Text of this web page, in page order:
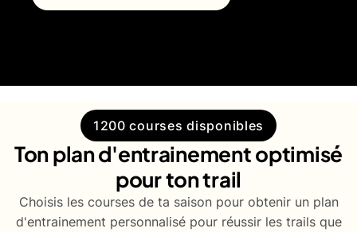
1200 courses disponibles
Ton plan d'entrainement optimisé
pour ton trail
Choisis les courses de ta saison pour obtenir un plan
d'entrainement personnalisé pour réussir les trails que